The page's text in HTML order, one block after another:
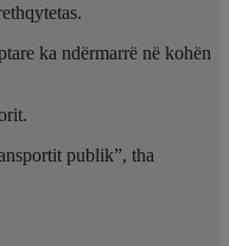
ka ndërmarrë në kohën
publik”, tha